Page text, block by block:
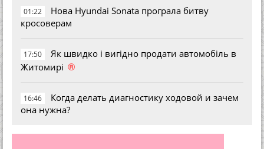
01:22
Нова Hyundai Sonata програла битву
кросоверам
17:50
Як швидко і вигідно продати автомобіль в
Житомирі ®
16:46
Когда делать диагностику ходовой и зачем
она нужна?